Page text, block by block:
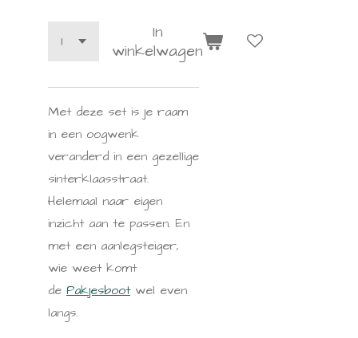
In
winkelwagen
Met deze set is je raam
in een oogwenk
veranderd in een gezellige
sinterklaasstraat.
Helemaal naar eigen
inzicht aan te passen. En
met een aanlegsteiger,
wie weet komt
de Pakjesbootwel even
langs.